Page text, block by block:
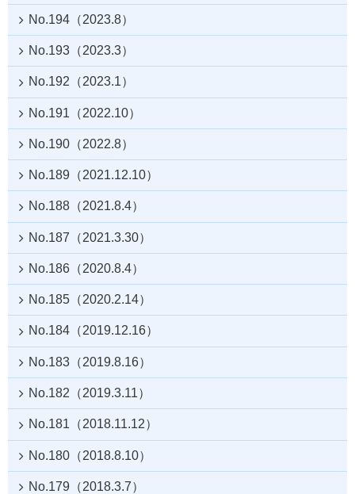
No.194（2023.8）
No.193（2023.3）
No.192（2023.1）
No.191（2022.10）
No.190（2022.8）
No.189（2021.12.10）
No.188（2021.8.4）
No.187（2021.3.30）
No.186（2020.8.4）
No.185（2020.2.14）
No.184（2019.12.16）
No.183（2019.8.16）
No.182（2019.3.11）
No.181（2018.11.12）
No.180（2018.8.10）
No.179（2018.3.7）